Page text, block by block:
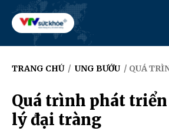
TRANG CHỦ / UNG BƯỚU / QUÁ TRÌNH PHÁT
Quá trình phát triển
lý đại tràng